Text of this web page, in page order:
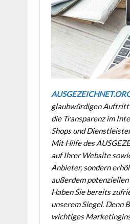
glaubwürdigen Auftritt
die Transparenz im
Shops und
Mit Hilfe des
auf Ihrer Website
Anbieter, sondern
außerdem
Haben Sie bereits
unserem Siegel. Denn
wichtiges